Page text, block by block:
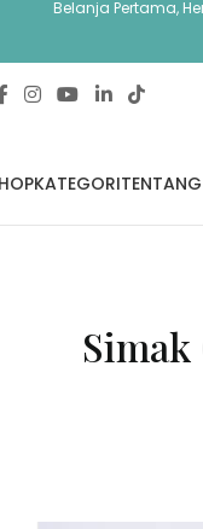
Belanja Pertama,
KATEGORI